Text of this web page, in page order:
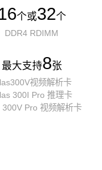
个或32个
DDR4 RDIMM
最大支持8张
视频解析卡
300I Pro 推理卡
300V Pro 视频解析卡